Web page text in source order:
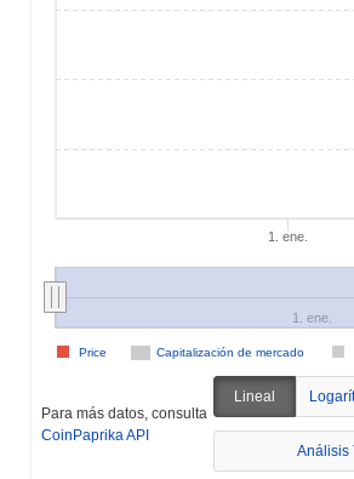
1. ene.
Capitalización de mercado
Price
1. ene.
Para más datos, consulta
CoinPaprika API
Lineal
Análisis